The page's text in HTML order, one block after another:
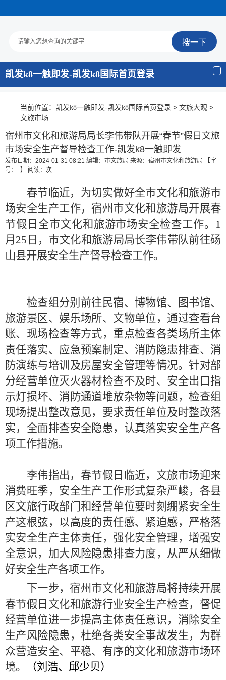
凯发k8一触即发-凯发k8国际首页登录
当前位置： 凯发k8一触即发-凯发k8国际首页登录 > 文旅大观 >
文旅市场
宿州市文化和旅游局局长李伟带队开展“春节”假日文旅
市场安全生产督导检查工作-凯发k8一触即发
发布日期：2024-01-31 08:21 编辑：市文旅局 来源：宿州市文化和旅游局
【字
号： 】
阅读： 次
春节临近， 为切实做好全市文化和旅游市
场安全生产工作，宿州市文化和旅游局开展春
节假日全市文化和旅游市场安全检查工作。 1
月25日，市文化和旅游局局长李伟带队前往砀
山县开展安全生产督导检查工作。
检查组分别前往民宿、博物馆、图书馆、
旅游景区、娱乐场所、文物单位，通过查看台
账、现场检查等方式，重点检查各类场所主体
责任落实、应急预案制定、消防隐患排查、消
防演练与培训及房屋安全管理等情况。针对部
分经营单位灭火器材检查不及时、 安全出口指
示灯损坏、消防通道堆放杂物等问题， 检查组
现场提出整改意见，要求责任单位及时整改落
实，全面排查安全隐患，认真落实安全生产各
项工作措施。
李伟指出，春节假日临近，文旅市场迎来
消费旺季，安全生产工作形式复杂严峻，各县
区文旅行政部门和经营单位要时刻绷紧安全生
产这根弦，以高度的责任感、紧迫感，严格落
实安全生产主体责任，强化安全管理，增强安
全意识，加大风险隐患排查力度，从严从细做
好安全生产各项工作。
下一步，宿州市文化和旅游局将持续开展
春节假日文化和旅游行业安全生产检查，督促
经营单位进一步提高主体责任意识，消除安全
生产风险隐患，杜绝各类安全事故发生， 为群
众营造安全、平稳、有序的文化和旅游市场环
境。 （刘浩、邱少贝）